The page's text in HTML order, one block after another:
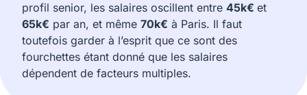
profil senior, les salaires oscillent entre 45k€ et
65k€ par an, et même 70k€ à Paris. Il faut
toutefois garder à l’esprit que ce sont des
fourchettes étant donné que les salaires
dépendent de facteurs multiples.